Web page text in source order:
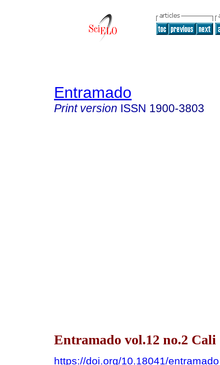
Entramado
Print version ISSN 1900-3803
Entramado vol.12 no.2 Cali
https://doi.org/10.18041/